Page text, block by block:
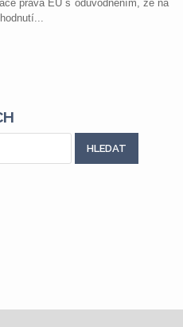
práva EU s odůvodněním, že na